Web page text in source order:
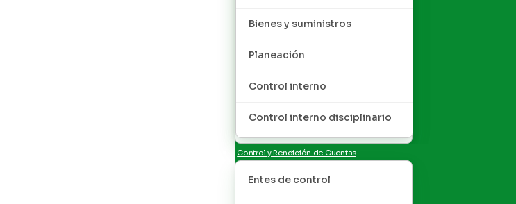
Bienes y suministros
Planeación
Control interno
Control interno disciplinario
Control y Rendición de Cuentas
Entes de control